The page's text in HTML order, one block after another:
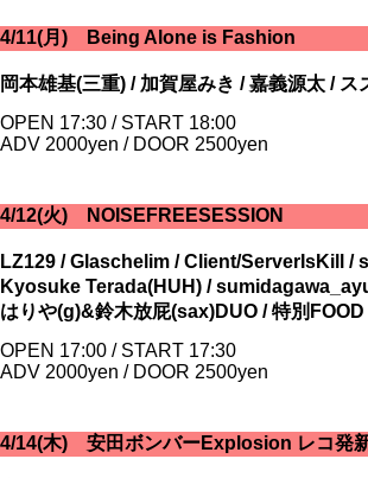
4/11(月) Being Alone is Fashion
岡本雄基(三重) / 加賀屋みき / 嘉義源太 /
OPEN 17:30 / START 18:00
ADV 2000yen / DOOR 2500yen
4/12(火) NOISEFREESESSION
LZ129 / Glaschelim / Client/ServerIsKill
Kyosuke Terada(HUH) /
はりや(g)&鈴木放屁(sax)DUO / 特別
OPEN 17:00 / START 17:30
ADV 2000yen / DOOR 2500yen
4/14(木) 安田ボンバーExplosion レコ発